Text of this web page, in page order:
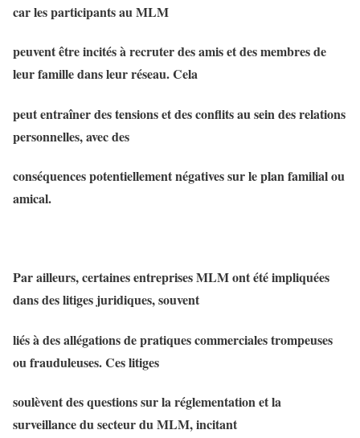
car les participants au MLM
peuvent être incités à recruter des amis et des membres de
leur famille dans leur réseau. Cela
peut entraîner des tensions et des conflits au sein des relations
personnelles, avec des
conséquences potentiellement négatives sur le plan familial ou
amical.
Par ailleurs, certaines entreprises MLM ont été impliquées
dans des litiges juridiques, souvent
liés à des allégations de pratiques commerciales trompeuses
ou frauduleuses. Ces litiges
soulèvent des questions sur la réglementation et la
surveillance du secteur du MLM, incitant